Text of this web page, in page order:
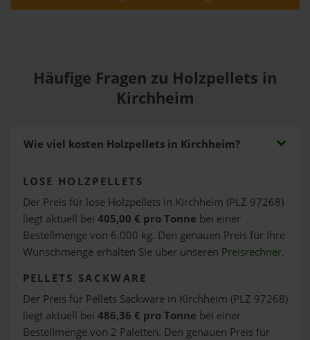
Häufige Fragen zu Holzpellets in
Kirchheim
Wie viel kosten Holzpellets in Kirchheim?
LOSE HOLZPELLETS
Der Preis für lose Holzpellets in Kirchheim (PLZ 97268)
liegt aktuell bei 405,00 € pro Tonne bei einer
Bestellmenge von 6.000 kg. Den genauen Preis für Ihre
Wunschmenge erhalten Sie über unseren Preisrechner.
PELLETS SACKWARE
Der Preis für Pellets Sackware in Kirchheim (PLZ 97268)
liegt aktuell bei 486,36 € pro Tonne bei einer
Bestellmenge von 2 Paletten. Den genauen Preis für